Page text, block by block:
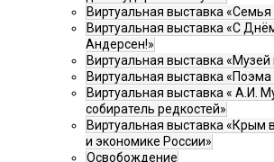
Виртуальная выставка
Виртуальная выставка «С
Андерсен!»
Виртуальная выставка «Музей
Виртуальная выставка «Поэма
Виртуальная выставка « А.И.
собиратель редкостей»
Виртуальная выставка «Крым
и экономике России»
Освобождение